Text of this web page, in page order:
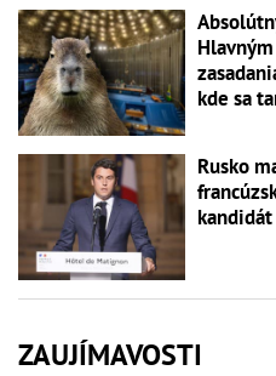
kde sa
Rusko
ZAUJÍMAVOSTI